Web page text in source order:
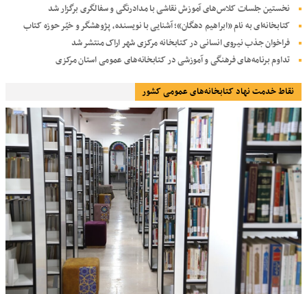
نخستین جلسات کلاس‌های آموزش نقاشی با مدادرنگی و سفالگری برگزار شد
کتابخانه‌ای به نام «ابراهیم دهگان»؛ آشنایی با نویسنده، پژوهشگر و خیّر حوزه کتاب
فراخوان جذب نیروی انسانی در کتابخانه مرکزی شهر اراک منتشر شد
تداوم برنامه‌های فرهنگی و آموزشی در کتابخانه‌های عمومی استان مرکزی
نقاط خدمت نهاد کتابخانه‌های عمومی کشور